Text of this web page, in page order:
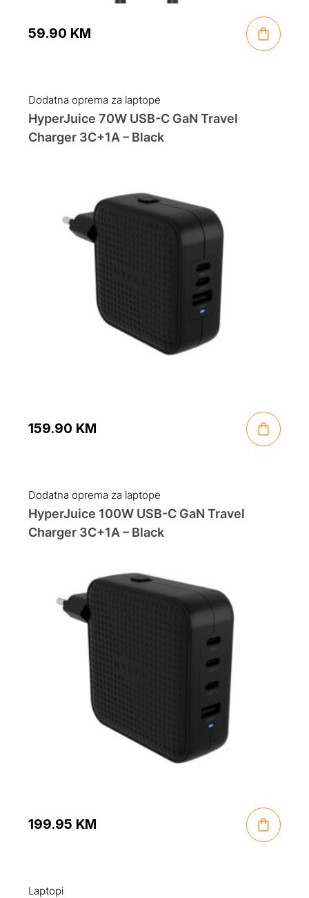
59.90 KM
Dodatna oprema za laptope
HyperJuice 70W USB-C GaN Travel
Charger 3C+1A – Black
159.90 KM
Dodatna oprema za laptope
HyperJuice 100W USB-C GaN Travel
Charger 3C+1A – Black
199.95 KM
Laptopi